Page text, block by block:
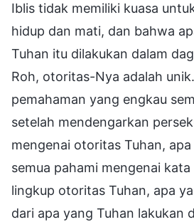
Iblis tidak memiliki kuasa
hidup dan mati, dan bahwa
Tuhan itu dilakukan dalam
Roh, otoritas-Nya adalah
pemahaman yang engkau
setelah mendengarkan
mengenai otoritas Tuhan,
semua pahami mengenai
lingkup otoritas Tuhan, apa
dari apa yang Tuhan lakukan